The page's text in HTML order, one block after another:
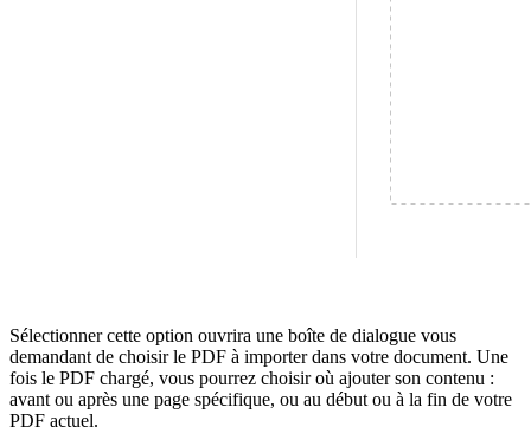
Sélectionner cette option ouvrira une boîte de dialogue vous
demandant de choisir le PDF à importer dans votre document. Une
fois le PDF chargé, vous pourrez choisir où ajouter son contenu :
avant ou après une page spécifique, ou au début ou à la fin de votre
PDF actuel.